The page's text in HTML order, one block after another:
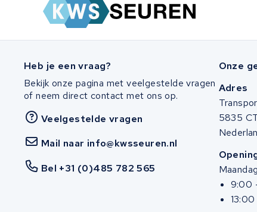
Heb je een vraag?
Bekijk onze pagina met veelgestelde vragen
of neem direct contact met ons op.
Veelgestelde vragen
Mail naar info@kwsseuren.nl
Bel +31 (0)485 782 565
Onze
Adres
5835
9:00